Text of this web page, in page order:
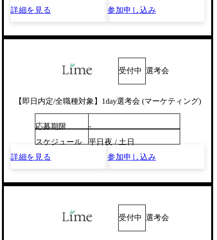
詳細を見る
参加申し込み
受付中 選考会
【即日内定/全職種対象】1day選考会 (マーケティング)
応募期限
-
スケジュール
平日夜 / 土日
詳細を見る
参加申し込み
受付中 選考会